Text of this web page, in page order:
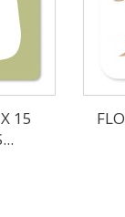
15